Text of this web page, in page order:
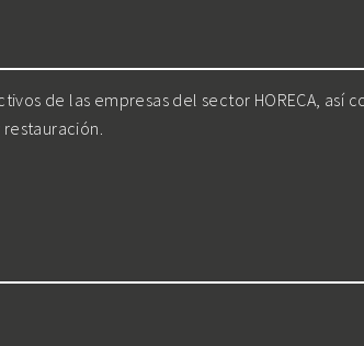
de las empresas del sector HORECA, así